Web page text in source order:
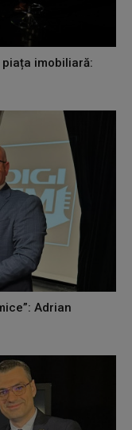
imobiliară:
Adrian